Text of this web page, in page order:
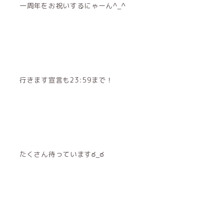
一周年をお祝いするにゃーん^_^
行きます宣言も23:59まで！
たくさん待っていますఠ_ఠ